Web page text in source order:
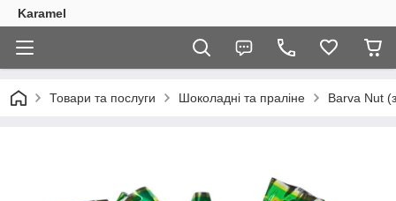
Karamel
Товари та послуги Шоколадні та праліне Barva Nut